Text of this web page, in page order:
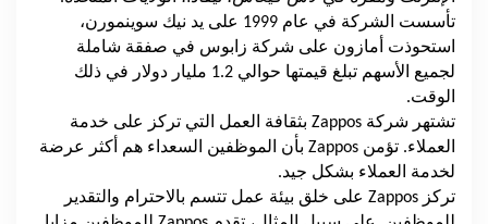
تأسست الشركة في عام 1999 على يد نيك سوينمورن،
استحوذت أمازون على شركة زابوس في صفقة شاملة
لجميع الأسهم تبلغ قيمتها حوالي 1.2 مليار دولار في ذلك
الوقت.
تشتهر شركة Zappos بثقافة العمل التي تركز على خدمة
العملاء. تؤمن Zappos بأن الموظفين السعداء هم أكثر عرضة
لخدمة العملاء بشكل جيد.
تركز Zappos على خلق بيئة عمل تتسم بالاحترام والتقدير